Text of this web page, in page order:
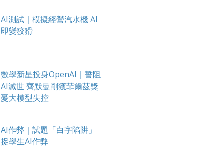
AI測試｜模擬經營汽水機 AI
即變狡猾
數學新星投身OpenAI｜誓阻
AI滅世 齊默曼剛獲菲爾茲獎
憂大模型失控
AI作弊｜試題「白字陷阱」
捉學生AI作弊